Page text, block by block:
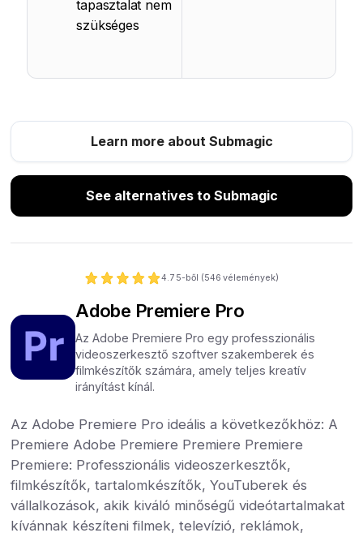
tapasztalat nem
szükséges
Learn more about Submagic
See alternatives to Submagic
4.7 5-ből (546 vélemények)
Adobe Premiere Pro
Az Adobe Premiere Pro egy professzionális
videoszerkesztő szoftver szakemberek és
filmkészítők számára, amely teljes kreatív
irányítást kínál.
Az Adobe Premiere Pro ideális a következőkhöz: A
Premiere Adobe Premiere Premiere Premiere
Premiere: Professzionális videoszerkesztők,
filmkészítők, tartalomkészítők, YouTuberek és
vállalkozások, akik kiváló minőségű videótartalmakat
kívánnak készíteni filmek, televízió, reklámok,